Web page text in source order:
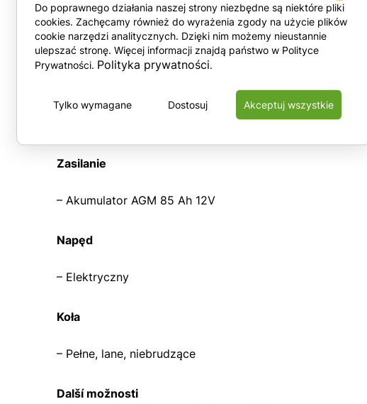
– Ręczny zawór awaryjnego opuszczania platformy
– Alarm dźwiękowy
– Klakson
– Licznik motogodzin
– Światło ostrzegawcze tzw. Kogut
Zasilanie
– Akumulator AGM 85 Ah 12V
Napęd
– Elektryczny
Koła
– Pełne, lane, niebrudzące
Další možnosti
Do poprawnego działania naszej strony niezbędne są niektóre pliki
cookies. Zachęcamy również do wyrażenia zgody na użycie plików
cookie narzędzi analitycznych. Dzięki nim możemy nieustannie
ulepszać stronę. Więcej informacji znajdą państwo w Polityce
Prywatności. Polityka prywatności.
Dostosuj
Tylko wymagane Akceptuj wszystkie